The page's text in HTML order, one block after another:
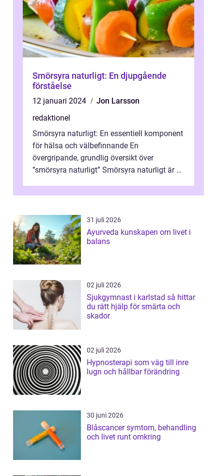
Smörsyra naturligt: En djupgående
förståelse
12 januari 2024
Jon Larsson
redaktionel
Smörsyra naturligt: En essentiell komponent
för hälsa och välbefinnande En
övergripande, grundlig översikt över
”smörsyra naturligt” Smörsyra naturligt är en
31 juli 2026
Ayurveda kunskapen om livet i
balans
02 juli 2026
Sjukgymnast i karlstad så hittar
du rätt hjälp för smärta och
skador
02 juli 2026
Hypnosterapi som väg till inre
lugn och hållbar förändring
30 juni 2026
Blåscancer symtom, behandling
och livet runt omkring